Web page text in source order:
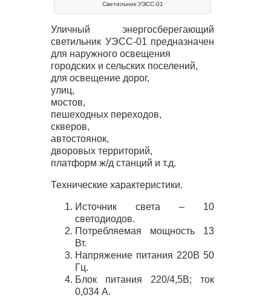
Светильник УЭСС-01
Уличный энергосберегающий
светильник УЭСС-01 предназначен
для наружного освещения
городских и сельских поселений,
для освещение дорог,
улиц,
мостов,
пешеходных переходов,
скверов,
автостоянок,
дворовых территорий,
платформ ж/д станций и т.д.
Технические характеристики.
Источник света – 10
светодиодов.
Потребляемая мощность 13
Вт.
Напряжение питания 220В 50
Гц.
Блок питания 220/4,5В; ток
0,034 А.